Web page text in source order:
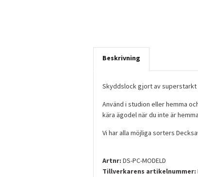
Beskrivning
Skyddslock gjort av superstarkt
Använd i studion eller hemma
kära ägodel när du inte är
Vi har alla möjliga sorters
Artnr: DS-PC-MODELD
Tillverkarens artikelnummer: